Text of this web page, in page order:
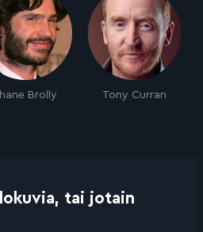
Brolly Tony Curran
tai jotain